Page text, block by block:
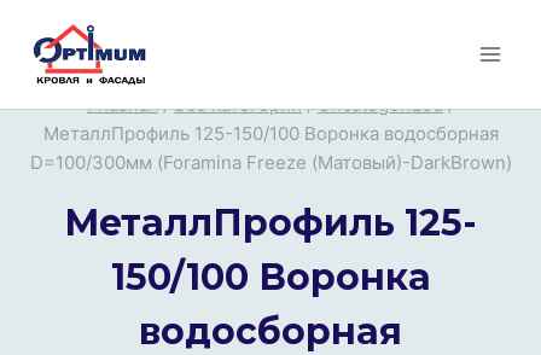
Перейти
Главная / Все категории / Uncategorized /
МеталлПрофиль 125-150/100 Воронка водосборная
D=100/300мм (Foramina Freeze (Матовый)-DarkBrown)
МеталлПрофиль 125-
150/100 Воронка
водосборная